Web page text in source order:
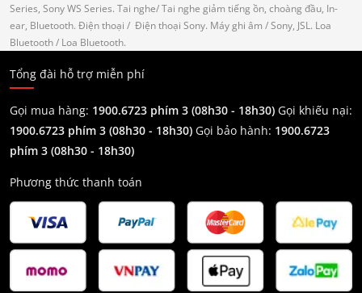
Series, Sony WS Series. Tai nghe/ Tai nghe giảm tiếng ồn, choàng đầu, In-
ear, Bluetooth. Điện thoại / Điện thoại Sony. Máy ghi âm / Sony, JSL. Loa
Bluetooth/ Loa Bluetooth.
Tổng đài hỗ trợ miễn phí
Gọi mua hàng: 1900.6723 phím 3 (08h30 - 18h30) Gọi khiếu nại:
1900.6723 phím 3 (08h30 - 18h30) Gọi bảo hành: 1900.6723
phím 3 (08h30 - 18h30)
Phương thức thanh toán